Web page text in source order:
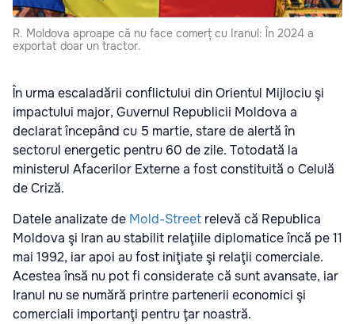
R. Moldova aproape că nu face comerț cu Iranul: În 2024 a
exportat doar un tractor.
În urma escaladării conflictului din Orientul Mijlociu şi
impactului major, Guvernul Republicii Moldova a
declarat începând cu 5 martie, stare de alertă în
sectorul energetic pentru 60 de zile. Totodată la
ministerul Afacerilor Externe a fost constituită o Celulă
de Criză.
Datele analizate de Mold-Street relevă că Republica
Moldova şi Iran au stabilit relaţiile diplomatice încă pe 11
mai 1992, iar apoi au fost iniţiate şi relaţii comerciale.
Acestea însă nu pot fi considerate că sunt avansate, iar
Iranul nu se numără printre partenerii economici şi
comerciali importanţi pentru ţar noastră.